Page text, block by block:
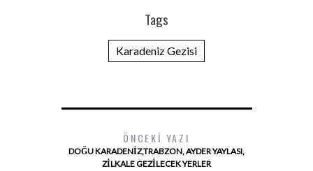
Tags
Karadeniz Gezisi
ÖNCEKI YAZI
DOĞU KARADENIZ,TRABZON, AYDER YAYLASI,
ZILKALE GEZILECEK YERLER